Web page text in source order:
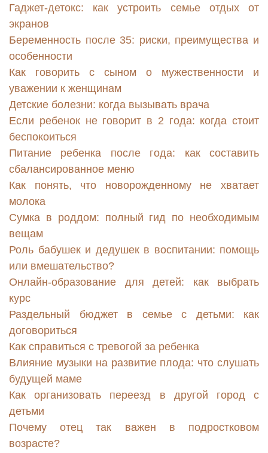
Гаджет-детокс: как устроить семье отдых от
экранов
Беременность после 35: риски, преимущества и
особенности
Как говорить с сыном о мужественности и
уважении к женщинам
Детские болезни: когда вызывать врача
Если ребенок не говорит в 2 года: когда стоит
беспокоиться
Питание ребенка после года: как составить
сбалансированное меню
Как понять, что новорожденному не хватает
молока
Сумка в роддом: полный гид по необходимым
вещам
Роль бабушек и дедушек в воспитании: помощь
или вмешательство?
Онлайн-образование для детей: как выбрать
курс
Раздельный бюджет в семье с детьми: как
договориться
Как справиться с тревогой за ребенка
Влияние музыки на развитие плода: что слушать
будущей маме
Как организовать переезд в другой город с
детьми
Почему отец так важен в подростковом
возрасте?